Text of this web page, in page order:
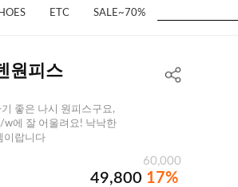
ETC SALE~70%
원피스
좋은 나시 원피스구요,
에 잘 어울려요! 낙낙한
이랍니다
60,000
49,800 17%